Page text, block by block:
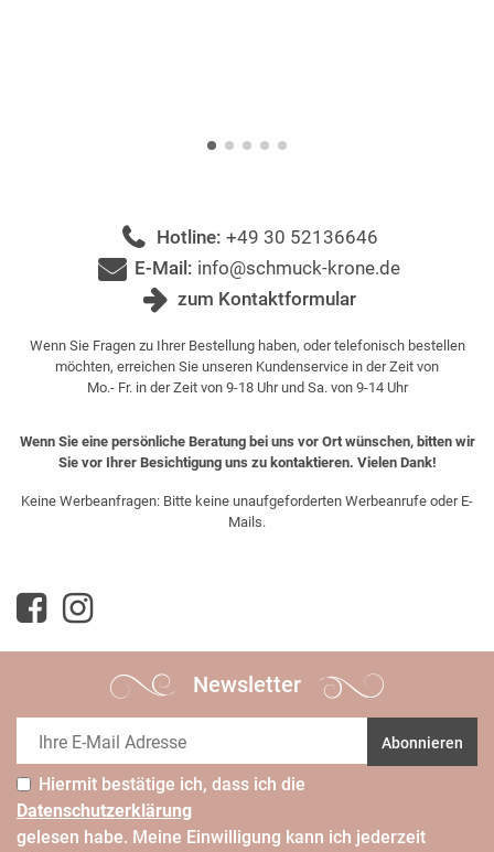
Hotline: +49 30 52136646
E-Mail: info@schmuck-krone.de
zum Kontaktformular
Wenn Sie Fragen zu Ihrer Bestellung haben, oder telefonisch bestellen
möchten, erreichen Sie unseren Kundenservice in der Zeit von
Mo.- Fr. in der Zeit von 9-18 Uhr und Sa. von 9-14 Uhr
Wenn Sie eine persönliche Beratung bei uns vor Ort wünschen, bitten wir
Sie vor Ihrer Besichtigung uns zu kontaktieren. Vielen Dank!
Keine Werbeanfragen: Bitte keine unaufgeforderten Werbeanrufe oder E-
Mails.
Newsletter
Abonnieren
Hiermit bestätige ich, dass ich die
Daten­schutz­erklärung
gelesen habe. Meine Einwilligung kann ich jederzeit